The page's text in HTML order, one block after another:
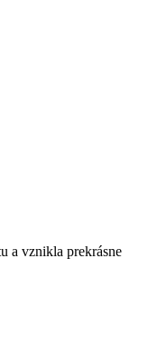
a vznikla prekrásne